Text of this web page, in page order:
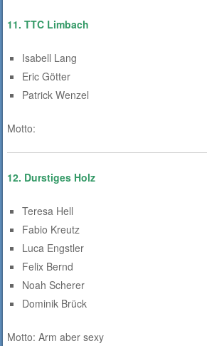
11. TTC Limbach
Isabell Lang
Eric Götter
Patrick Wenzel
Motto:
12. Durstiges Holz
Teresa Hell
Fabio Kreutz
Luca Engstler
Felix Bernd
Noah Scherer
Dominik Brück
Motto: Arm aber sexy